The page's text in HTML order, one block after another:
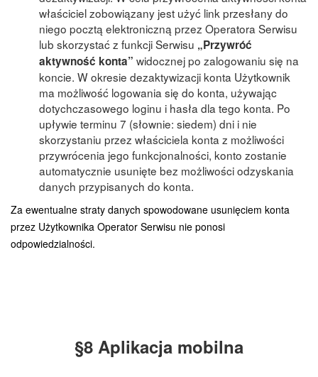
właściciel zobowiązany jest użyć link przesłany do
niego pocztą elektroniczną przez Operatora Serwisu
lub skorzystać z funkcji Serwisu „Przywrόć
aktywność konta” widocznej po zalogowaniu się na
koncie. W okresie dezaktywizacji konta Użytkownik
ma możliwość logowania się do konta, używając
dotychczasowego loginu i hasła dla tego konta. Po
upływie terminu 7 (słownie: siedem) dni i nie
skorzystaniu przez właściciela konta z możliwości
przywrócenia jego funkcjonalności, konto zostanie
automatycznie usunięte bez możliwości odzyskania
danych przypisanych do konta.
Za ewentualne straty danych spowodowane usunięciem konta
przez Użytkownika Operator Serwisu nie ponosi
odpowiedzialności.
§8 Aplikacja mobilna